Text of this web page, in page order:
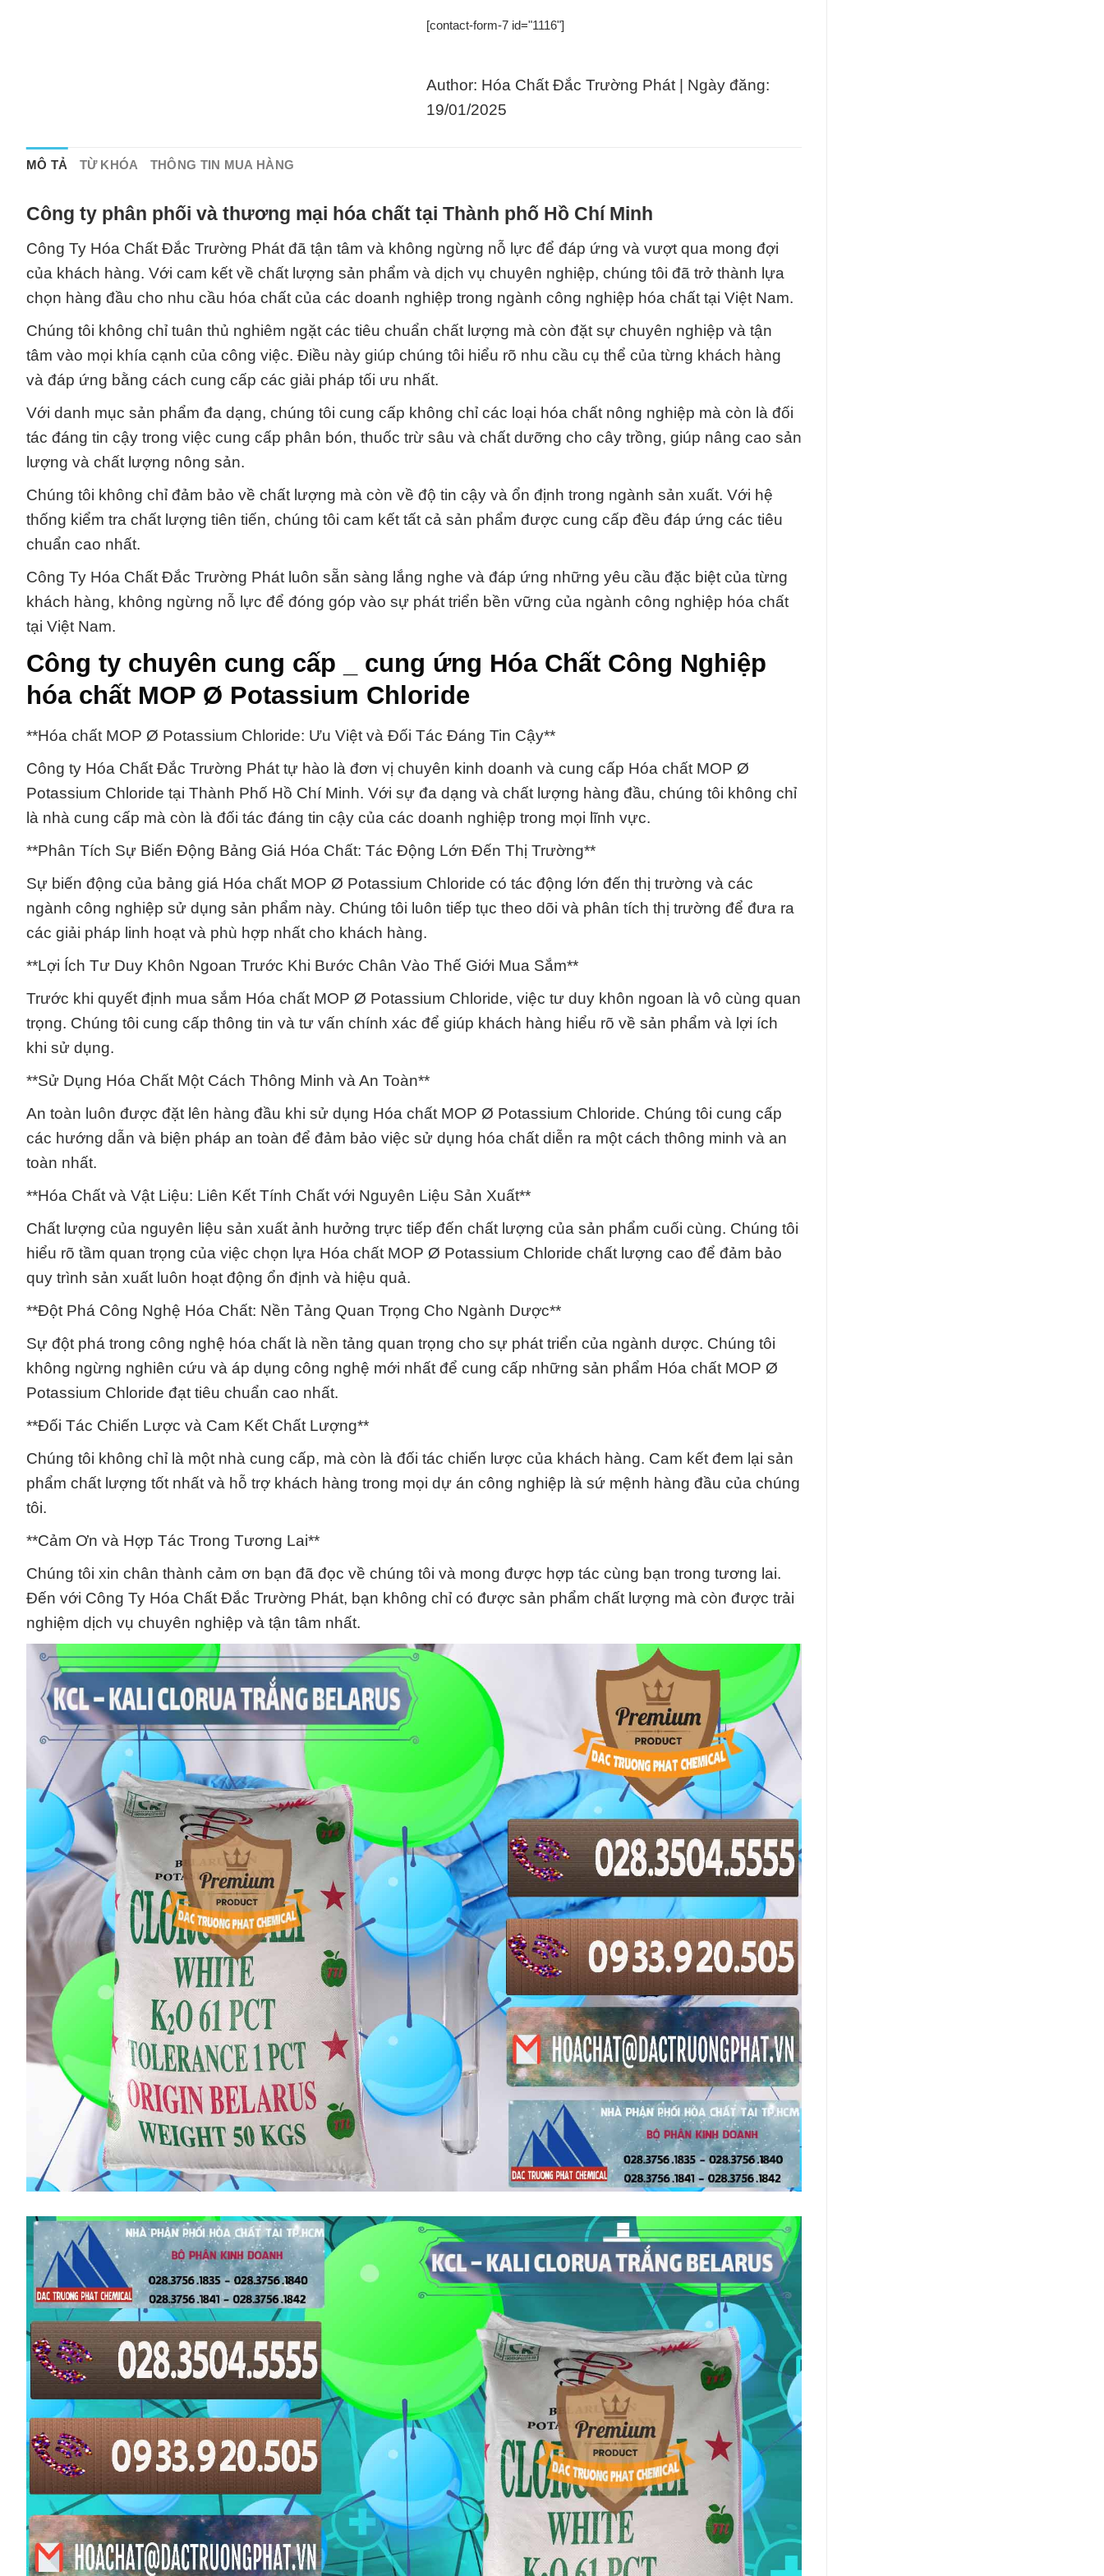
[contact-form-7 id="1116"]
Author: Hóa Chất Đắc Trường Phát | Ngày đăng:
19/01/2025
MÔ TẢ TỪ KHÓA THÔNG TIN MUA HÀNG
Công ty phân phối và thương mại hóa chất tại Thành phố Hồ Chí Minh
Công Ty Hóa Chất Đắc Trường Phát đã tận tâm và không ngừng nỗ lực để đáp ứng và vượt qua mong đợi
của khách hàng. Với cam kết về chất lượng sản phẩm và dịch vụ chuyên nghiệp, chúng tôi đã trở thành lựa
chọn hàng đầu cho nhu cầu hóa chất của các doanh nghiệp trong ngành công nghiệp hóa chất tại Việt Nam.
Chúng tôi không chỉ tuân thủ nghiêm ngặt các tiêu chuẩn chất lượng mà còn đặt sự chuyên nghiệp và tận
tâm vào mọi khía cạnh của công việc. Điều này giúp chúng tôi hiểu rõ nhu cầu cụ thể của từng khách hàng
và đáp ứng bằng cách cung cấp các giải pháp tối ưu nhất.
Với danh mục sản phẩm đa dạng, chúng tôi cung cấp không chỉ các loại hóa chất nông nghiệp mà còn là đối
tác đáng tin cậy trong việc cung cấp phân bón, thuốc trừ sâu và chất dưỡng cho cây trồng, giúp nâng cao sản
lượng và chất lượng nông sản.
Chúng tôi không chỉ đảm bảo về chất lượng mà còn về độ tin cậy và ổn định trong ngành sản xuất. Với hệ
thống kiểm tra chất lượng tiên tiến, chúng tôi cam kết tất cả sản phẩm được cung cấp đều đáp ứng các tiêu
chuẩn cao nhất.
Công Ty Hóa Chất Đắc Trường Phát luôn sẵn sàng lắng nghe và đáp ứng những yêu cầu đặc biệt của từng
khách hàng, không ngừng nỗ lực để đóng góp vào sự phát triển bền vững của ngành công nghiệp hóa chất
tại Việt Nam.
Công ty chuyên cung cấp _ cung ứng Hóa Chất Công Nghiệp
hóa chất MOP Ø Potassium Chloride
**Hóa chất MOP Ø Potassium Chloride: Ưu Việt và Đối Tác Đáng Tin Cậy**
Công ty Hóa Chất Đắc Trường Phát tự hào là đơn vị chuyên kinh doanh và cung cấp Hóa chất MOP Ø
Potassium Chloride tại Thành Phố Hồ Chí Minh. Với sự đa dạng và chất lượng hàng đầu, chúng tôi không chỉ
là nhà cung cấp mà còn là đối tác đáng tin cậy của các doanh nghiệp trong mọi lĩnh vực.
**Phân Tích Sự Biến Động Bảng Giá Hóa Chất: Tác Động Lớn Đến Thị Trường**
Sự biến động của bảng giá Hóa chất MOP Ø Potassium Chloride có tác động lớn đến thị trường và các
ngành công nghiệp sử dụng sản phẩm này. Chúng tôi luôn tiếp tục theo dõi và phân tích thị trường để đưa ra
các giải pháp linh hoạt và phù hợp nhất cho khách hàng.
**Lợi Ích Tư Duy Khôn Ngoan Trước Khi Bước Chân Vào Thế Giới Mua Sắm**
Trước khi quyết định mua sắm Hóa chất MOP Ø Potassium Chloride, việc tư duy khôn ngoan là vô cùng quan
trọng. Chúng tôi cung cấp thông tin và tư vấn chính xác để giúp khách hàng hiểu rõ về sản phẩm và lợi ích
khi sử dụng.
**Sử Dụng Hóa Chất Một Cách Thông Minh và An Toàn**
An toàn luôn được đặt lên hàng đầu khi sử dụng Hóa chất MOP Ø Potassium Chloride. Chúng tôi cung cấp
các hướng dẫn và biện pháp an toàn để đảm bảo việc sử dụng hóa chất diễn ra một cách thông minh và an
toàn nhất.
**Hóa Chất và Vật Liệu: Liên Kết Tính Chất với Nguyên Liệu Sản Xuất**
Chất lượng của nguyên liệu sản xuất ảnh hưởng trực tiếp đến chất lượng của sản phẩm cuối cùng. Chúng tôi
hiểu rõ tầm quan trọng của việc chọn lựa Hóa chất MOP Ø Potassium Chloride chất lượng cao để đảm bảo
quy trình sản xuất luôn hoạt động ổn định và hiệu quả.
**Đột Phá Công Nghệ Hóa Chất: Nền Tảng Quan Trọng Cho Ngành Dược**
Sự đột phá trong công nghệ hóa chất là nền tảng quan trọng cho sự phát triển của ngành dược. Chúng tôi
không ngừng nghiên cứu và áp dụng công nghệ mới nhất để cung cấp những sản phẩm Hóa chất MOP Ø
Potassium Chloride đạt tiêu chuẩn cao nhất.
**Đối Tác Chiến Lược và Cam Kết Chất Lượng**
Chúng tôi không chỉ là một nhà cung cấp, mà còn là đối tác chiến lược của khách hàng. Cam kết đem lại sản
phẩm chất lượng tốt nhất và hỗ trợ khách hàng trong mọi dự án công nghiệp là sứ mệnh hàng đầu của chúng
tôi.
**Cảm Ơn và Hợp Tác Trong Tương Lai**
Chúng tôi xin chân thành cảm ơn bạn đã đọc về chúng tôi và mong được hợp tác cùng bạn trong tương lai.
Đến với Công Ty Hóa Chất Đắc Trường Phát, bạn không chỉ có được sản phẩm chất lượng mà còn được trải
nghiệm dịch vụ chuyên nghiệp và tận tâm nhất.